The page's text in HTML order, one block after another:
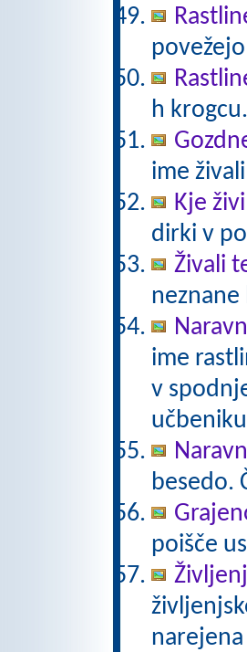
h krogcu.
ime
Kje
dirki v
Živali
neznane
ime
v
besedo.
poišče